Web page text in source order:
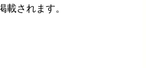
されます。